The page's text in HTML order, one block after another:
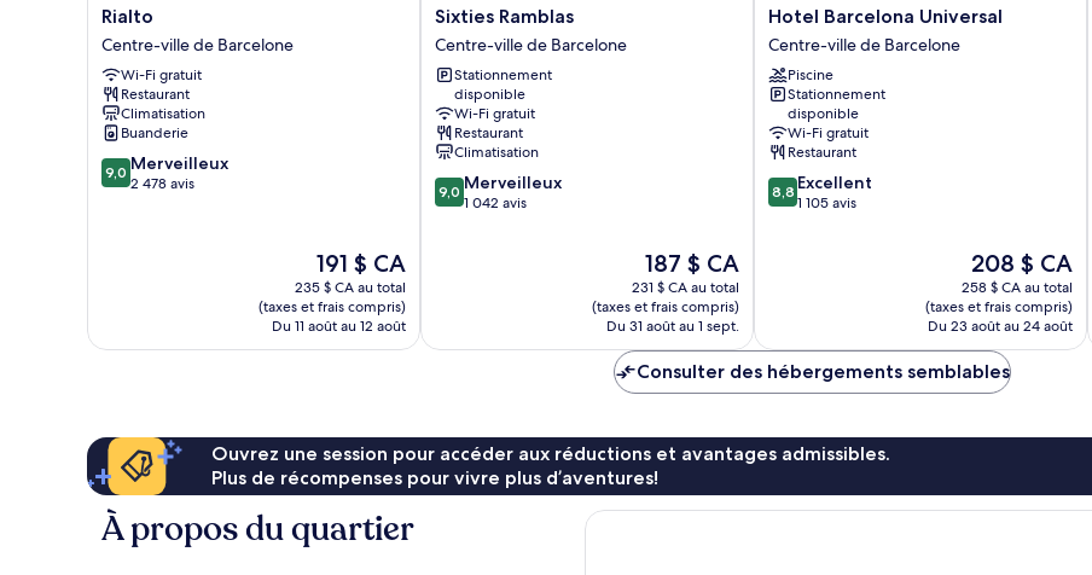
Rialto
Centre-
ville
de
Barcelone
Rialto
Centre-ville de Barcelone
Wi-Fi gratuit
Restaurant
Climatisation
Buanderie
9.0
sur
9,0 Merveilleux
2 478 avis
Le
prix
est
de
191 $ CA
191 $ CA
235 $ CA au total
(taxes et frais compris)
Du 11 août au 12 août
Sixties
Ramblas
Centre-
ville
Barcelone
Sixties Ramblas
Centre-ville de Barcelone
Stationnement
disponible
Wi-Fi gratuit
Restaurant
Climatisation
9.0
sur
9,0 Merveilleux
1 042 avis
Le
prix
est
de
187 $ CA
187 $ CA
231 $ CA au total
(taxes et frais compris)
Du 31 août au 1 sept.
Hotel
Barcelona
Universal
Centre-
ville
de
Barcelone
Hotel Barcelona Universal
Centre-ville de Barcelone
Piscine
Stationnement
disponible
Wi-Fi gratuit
Restaurant
8.8
sur
8,8 Excellent
1 105 avis
Le
prix
est
de
208 $ CA
208 $ CA
258 $ CA au total
(taxes et frais compris)
Du 23 août au 24 août
Consulter des hébergements semblables
Ouvrez une session pour accéder aux réductions et avantages admissibles.
Plus de récompenses pour vivre plus d’aventures!
À propos du quartier